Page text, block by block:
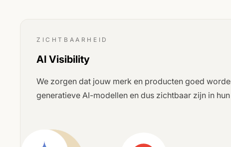
ZICHTBAARHEID
AI Visibility
We zorgen dat jouw merk en producten goed
generatieve AI-modellen en dus zichtbaar zijn in